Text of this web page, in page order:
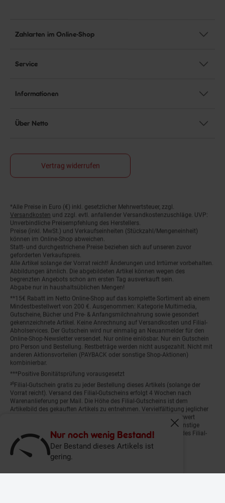
Nur noch wenig Bestand!
Der Bestand dieses Artikels ist
gering.
Fenster
Zahlarten im Online-Shop
Service
Informationen
Über Netto
Vertrag widerrufen
Fußnoten
*Alle Preise in Euro (€) inkl. gesetzlicher Mehrwertsteuer, zzgl.
Versandkosten und zzgl. evtl. anfallender Versandkostenzuschläge. UVP:
Unverbindliche Preisempfehlung des Herstellers.
Preise (inkl. MwSt.) und Verkaufseinheiten (Stückzahl/Mengeneinheit)
können im Online-Shop abweichen.
Statt- und durchgestrichene Preise beziehen sich auf unseren zuvor
geforderten Verkaufspreis.
Alle Artikel solange der Vorrat reicht! Änderungen und Irrtümer vorbehalten.
Abbildungen ähnlich. Die abgebildeten Artikel können wegen des
begrenzten Angebots schon am ersten Tag ausverkauft sein.
Abgabe nur in haushaltsüblichen Mengen!
**15€ Rabatt im Netto Online-Shop auf das komplette Sortiment ab einem
Mindestbestellwert von 200 €. Ausgenommen: Kategorie Multimedia,
Gutscheine, Bücher und Pre- & Anfangsmilchnahrung sowie gesondert
gekennzeichnete Artikel. Keine Anrechnung auf Versandkosten und Filial-
Abholservices. Der Gutschein wird nur einmalig an Neuanmelder für den
Online-Shop-Newsletter versendet. Nur online einlösbar. Nur ein Gutschein
pro Person und Bestellung. Restbeträge werden nicht ausgezahlt. Nicht mit
anderen Aktionsvorteilen (PAYBACK oder sonstige Shop-Aktionen)
kombinierbar.
***Positive Bonitätsprüfung vorausgesetzt
²⁰Filial-Gutschein gratis zu jeder Bestellung dieses Artikels (solange der
Vorrat reicht). Versand des Filial-Gutscheins erfolgt 4 Wochen nach
Warenanlieferung per Mail. Die Höhe des Filial-Gutscheins ist dem
Artikelbild des gekauften Artikels zu entnehmen. Vervielfältigung jeglicher
Art nicht gestattet. Der Filial-Gutschein ist ohne Mindesteinkaufswert
einlösbar. Nicht mit anderen Aktionsvorteilen (PAYBACK oder sonstige
Shop-Aktionen) kombinierbar. Der jeweilige Gültigkeitszeitraum des Filial-
Gutscheins ist darauf vermerkt.